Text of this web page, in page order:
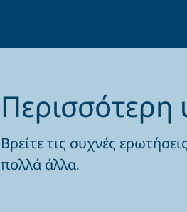
Περισσότερη
Βρείτε τις συχνές
πολλά άλλα.